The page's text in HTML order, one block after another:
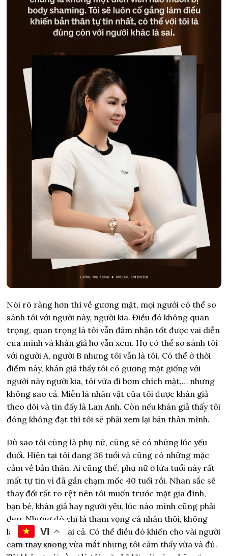
Nói rõ ràng hơn thì về gương mặt, mọi người có thể so
sánh tôi với người này, người kia. Điều đó không quan
trọng, quan trọng là tôi vẫn đảm nhận tốt được vai diễn
của mình và khán giả họ vẫn xem. Họ có thể so sánh tôi
với người A, người B nhưng tôi vẫn là tôi. Có thể ở thời
điểm này, khán giả thấy tôi có gương mặt giống với
người này người kia, tôi vừa đi bơm chích mặt,… nhưng
không sao cả. Miễn là nhân vật của tôi được khán giả
theo dõi và tin đấy là Lan Anh. Còn nếu khán giả thấy tôi
đóng không đạt thì tôi sẽ phải xem lại bản thân mình.
Dù sao tôi cũng là phụ nữ, cũng sẽ có những lúc yếu
đuối. Hiện tại tôi đang 36 tuổi và cũng có những mặc
cảm về bản thân. Ai cũng thế, phụ nữ ở lứa tuổi này rất
mất tự tin vì đã gần chạm mốc 40 tuổi rồi. Nhan sắc sẽ
thay đổi rất rõ rệt nên tôi muốn trước mặt gia đình,
bạn bè, khán giả hay người yêu, lúc nào mình cũng phải
đẹp. Nhưng đó chỉ là tham vọng cá nhân thôi, không
làm tổn hại đến ai cả. Có thể điều đó khiến cho vài người
cảm thấy không vừa mắt nhưng tôi cảm thấy vừa và đủ.
VI